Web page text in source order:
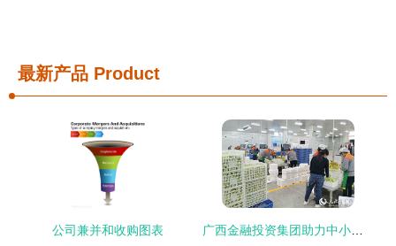
最新产品 Product
公司兼并和收购图表